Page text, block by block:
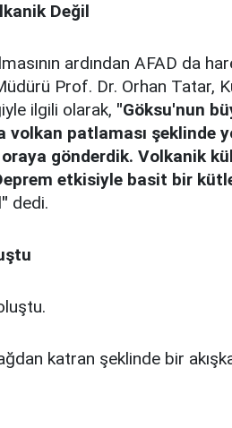
Değil
ardından AFAD da
Prof. Dr. Orhan Tatar,
ilgili olarak, "Göksu'nun
volkan patlaması şeklinde
gönderdik. Volkanik
etkisiyle basit bir
dedi.
katran şeklinde bir